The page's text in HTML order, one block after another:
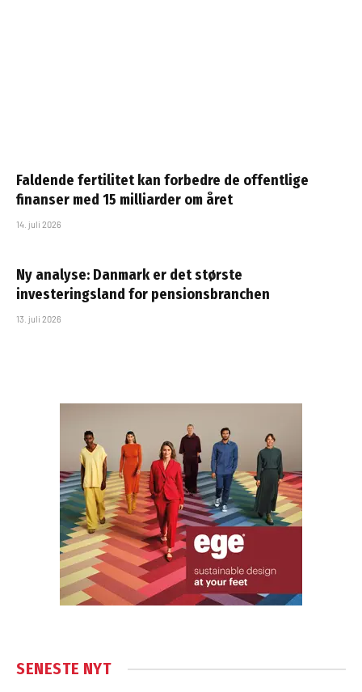
Faldende fertilitet kan forbedre de offentlige
finanser med 15 milliarder om året
14. juli 2026
Ny analyse: Danmark er det største
investeringsland for pensionsbranchen
13. juli 2026
SENESTE NYT